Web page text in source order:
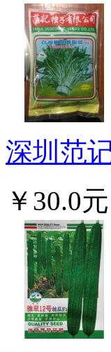
深圳范
￥30.0元